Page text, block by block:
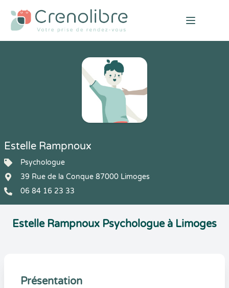
Open
Estelle Rampnoux
Psychologue
39 Rue de la Conque 87000 Limoges
06 84 16 23 33
Estelle Rampnoux Psychologue à Limoges
Présentation